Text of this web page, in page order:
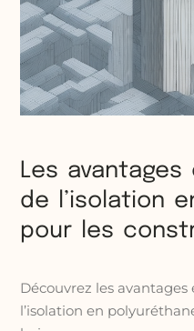
Les
de l’isolation
pour les
Découvrez les
l’isolation en